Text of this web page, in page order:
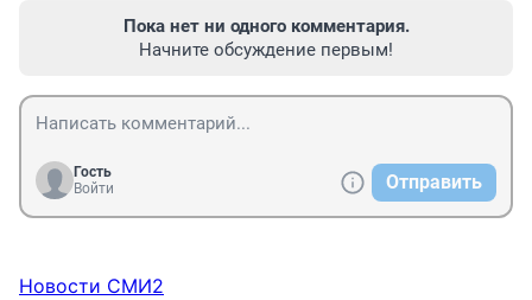
Пока нет ни одного комментария.
Начните обсуждение первым!
Гость
Войти
Отправить
Новости СМИ2